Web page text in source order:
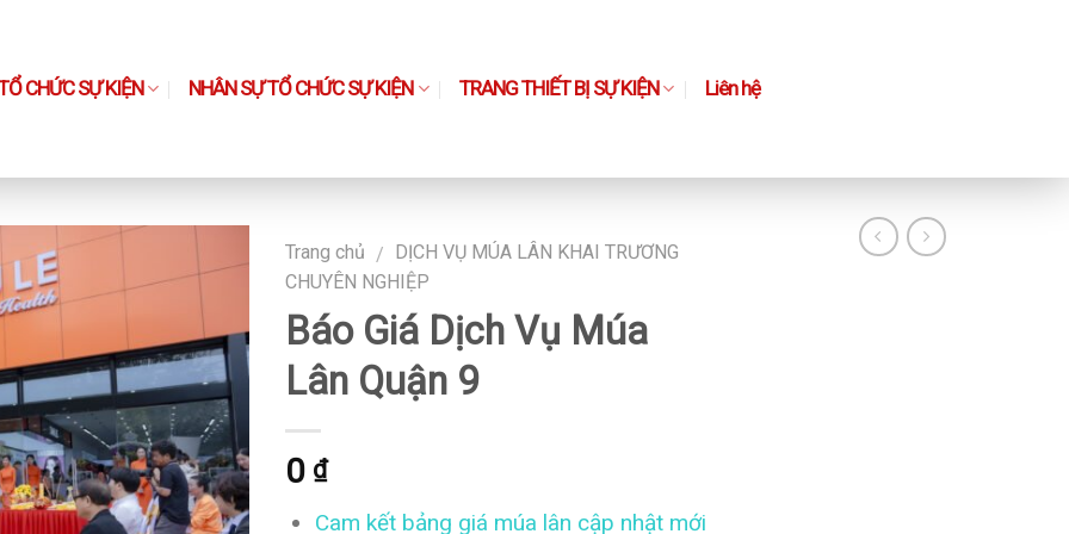
CHỨC SỰ KIỆN NHÂN SỰ TỔ CHỨC SỰ KIỆN TRANG THIẾT BỊ SỰ KIỆN Liên hệ
Trang chủ / DỊCH VỤ MÚA LÂN KHAI TRƯƠNG
CHUYÊN NGHIỆP
Báo Giá Dịch Vụ Múa
Lân Quận 9
0 ₫
Cam kết bảng giá múa lân cập nhật mới